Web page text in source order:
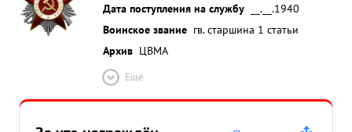
Дата поступления на службу
__.__.1940
Воинское звание гв. старшина 1 статьи
Архив ЦВМА
Ещё